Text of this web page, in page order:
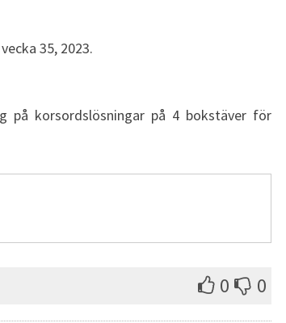
35, 2023.
på korsordslösningar på 4 bokstäver för
0 0